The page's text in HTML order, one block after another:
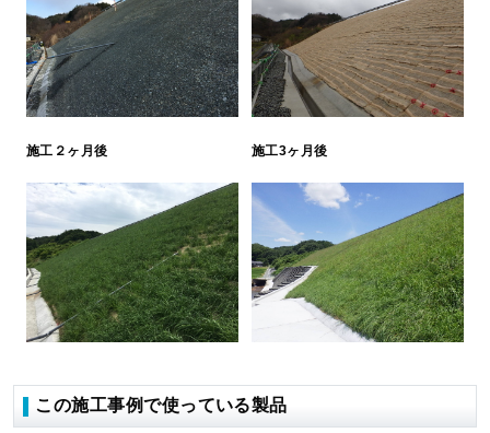
施工２ヶ月後 施工3ヶ月後
この施工事例で使っている製品